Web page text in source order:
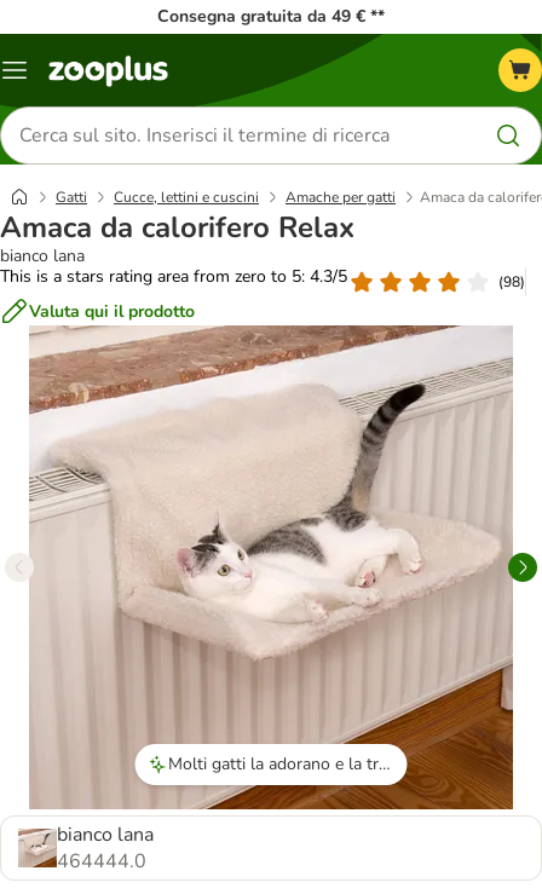
Consegna gratuita da 49 € **
Overview
Cerca
prodotti
Gatti Cucce, lettini e cuscini Amache per gatti Amaca da
Amaca da calorifero Relax
bianco lana
This is a stars rating area from zero to 5: 4.3/5
(98)
Valuta qui il prodotto
Molti gatti la adorano e la trovano comoda.
bianco lana
464444.0